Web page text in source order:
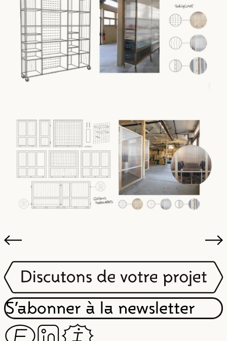
S’abonner à la newsletter